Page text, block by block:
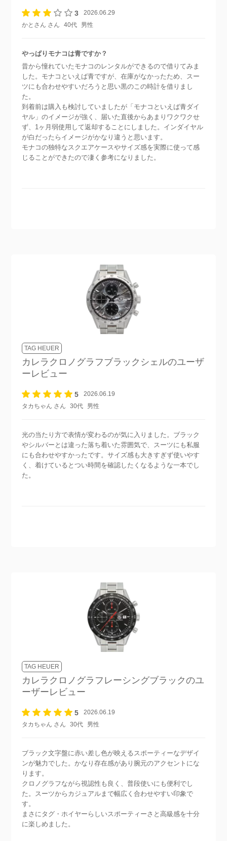
3
2026.06.29
かとさん さん
40代 男性
やっぱりモナコは青ですか？
昔から憧れていたモナコのレンタルができるので借りてみま
した。モナコといえば青ですが、在庫がなかったため、スー
ツにも合わせやすいだろうと思い黒のこの時計を借りまし
た。
到着前は購入も検討していましたが「モナコといえば青ダイ
ヤル」のイメージが強く、届いた直後からあまりワクワクせ
ず、1ヶ月弱使用して返却することにしました。インダイヤル
が白だったらイメージがかなり違うと思います。
モナコの独特なスクエアケースやサイズ感を実際に使って感
じることができたので凄く参考になりました。
TAG HEUER
カレラクロノグラフブラックシェルのユーザ
ーレビュー
5
2026.06.19
タカちゃん さん
30代 男性
光の当たり方で表情が変わるのが気に入りました。ブラック
やシルバーとは違った落ち着いた雰囲気で、スーツにも私服
にも合わせやすかったです。サイズ感も大きすぎず使いやす
く、着けているとつい時間を確認したくなるような一本でし
た。
TAG HEUER
カレラクロノグラフレーシングブラックのユ
ーザーレビュー
5
2026.06.19
タカちゃん さん
30代 男性
ブラック文字盤に赤い差し色が映えるスポーティーなデザイ
ンが魅力でした。かなり存在感があり腕元のアクセントにな
ります。
クロノグラフながら視認性も良く、普段使いにも便利でし
た。スーツからカジュアルまで幅広く合わせやすい印象で
す。
まさにタグ・ホイヤーらしいスポーティーさと高級感を十分
に楽しめました。